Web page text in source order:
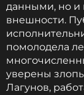
данными, но и
внешности.
помолодела
уверены
Лагунов,